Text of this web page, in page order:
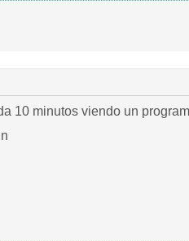
10 minutos viendo un